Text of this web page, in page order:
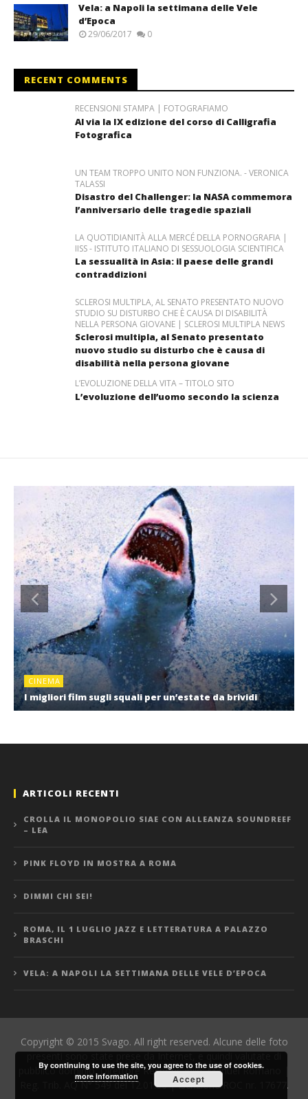
Vela: a Napoli la settimana delle Vele
d’Epoca
29/06/2017 0
RECENT COMMENTS
RECENSIONI STAMPA | FOTOGRAFIAMO
Al via la IX edizione del corso di Calligrafia
Fotografica
UN TEAM TROPPO UNITO NON FUNZIONA. - VERONICA
TALASSI
Disastro del Challenger: la NASA commemora
l’anniversario delle tragedie spaziali
LA QUOTIDIANITÀ ALLA MERCÉ DELLA PORNOGRAFIA |
IISS - ISTITUTO ITALIANO DI SESSUOLOGIA SCIENTIFICA
La sessualità in Asia: il paese delle grandi
contraddizioni
SCLEROSI MULTIPLA, AL SENATO PRESENTATO NUOVO
STUDIO SU DISTURBO CHE È CAUSA DI DISABILITÀ
NELLA PERSONA GIOVANE | SCLEROSI MULTIPLA NEWS
Sclerosi multipla, al Senato presentato
nuovo studio su disturbo che è causa di
disabilità nella persona giovane
L’EVOLUZIONE DELLA VITA – TITOLO SITO
L’evoluzione dell’uomo secondo la scienza
CINEMA
I migliori film sugli squali per un’estate da brividi
ARTICOLI RECENTI
CROLLA IL MONOPOLIO SIAE CON ALLEANZA SOUNDREEF
– LEA
PINK FLOYD IN MOSTRA A ROMA
DIMMI CHI SEI!
ROMA, IL 1 LUGLIO JAZZ E LETTERATURA A PALAZZO
BRASCHI
VELA: A NAPOLI LA SETTIMANA DELLE VELE D’EPOCA
Copyright © 2015 Svago. All right reserved. Alcune delle foto
presenti sono state prese da Internet, e quindi valutate di
pubblico dominio. Direttore Responsabile: Manuel Romano |
Reg. Trib. AQ N° 549 del 12.01.06 | Iscrizione ROC nr. 17677.
By continuing to use the site, you agree to the use of cookies.
more information
Accept